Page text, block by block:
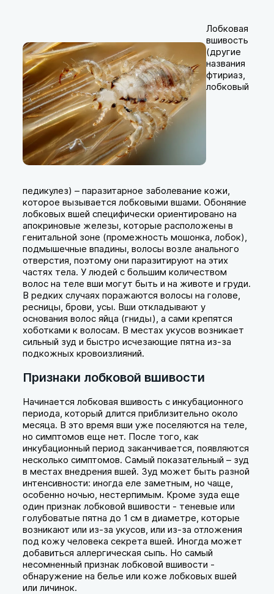
Лобковая
вшивость
(другие
названия
фтириаз,
лобковый
педикулез) – паразитарное заболевание кожи,
которое вызывается лобковыми вшами. Обоняние
лобковых вшей специфически ориентировано на
апокриновые железы, которые расположены в
генитальной зоне (промежность мошонка, лобок),
подмышечные впадины, волосы возле анального
отверстия, поэтому они паразитируют на этих
частях тела. У людей с большим количеством
волос на теле вши могут быть и на животе и груди.
В редких случаях поражаются волосы на голове,
ресницы, брови, усы. Вши откладывают у
основания волос яйца (гниды), а сами крепятся
хоботками к волосам. В местах укусов возникает
сильный зуд и быстро исчезающие пятна из-за
подкожных кровоизлияний.
Признаки лобковой вшивости
Начинается лобковая вшивость с инкубационного
периода, который длится приблизительно около
месяца. В это время вши уже поселяются на теле,
но симптомов еще нет. После того, как
инкубационный период заканчивается, появляются
несколько симптомов. Самый показательный – зуд
в местах внедрения вшей. Зуд может быть разной
интенсивности: иногда еле заметным, но чаще,
особенно ночью, нестерпимым. Кроме зуда еще
один признак лобковой вшивости - теневые или
голубоватые пятна до 1 см в диаметре, которые
возникают или из-за укусов, или из-за отложения
под кожу человека секрета вшей. Иногда может
добавиться аллергическая сыпь. Но самый
несомненный признак лобковой вшивости -
обнаружение на белье или коже лобковых вшей
или личинок.